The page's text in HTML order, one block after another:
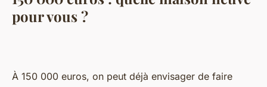
pour vous ?
À 150 000 euros, on peut déjà envisager de faire